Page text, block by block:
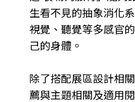
生看不見的抽象消化
視覺、聽覺等多感官
己的身體。
除了搭配展區設計相
薦與主題相關及適用